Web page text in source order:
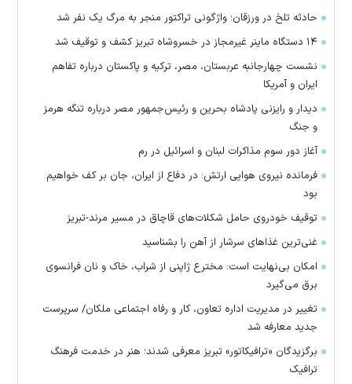
حادثه تلخ در ورزقان؛ واژگونی تراکتور منجر به مرگ یک نفر شد
۱۴ دستگاه ماینر غیرمجاز در خسروشاه تبریز کشف و توقیف شد
نشست چهارجانبه عربستان، مصر، ترکیه و پاکستان درباره تفاهم
ایران و آمریکا
دیدار و رایزنی پادشاه بحرین و رئیس‌جمهور مصر درباره تنگه هرمز
و جنگ
آغاز دور سوم مذاکرات لبنان و اسرائیل در رم
فرمانده نیروی هوایی ارتش: در دفاع از ایران، جان بر کف خواهیم
بود
توقیف خودروی حامل شکلات‌های قاچاق در مسیر مرند-تبریز
غنی‌ترین غذا‌های سرشار از آهن را بشناسید
امکان بی‌نهایت است: مخترع ژاپنی از شراب، خاک و نان فرانسوی
برق می‌گیرد
تغییر در مدیریت اداره تعاون، کار و رفاه اجتماعی ملکان/ سرپرست
جدید معارفه شد
برگزیدگان «ترافیکاتور» تبریز معرفی شدند؛ هنر در خدمت فرهنگ
ترافیک